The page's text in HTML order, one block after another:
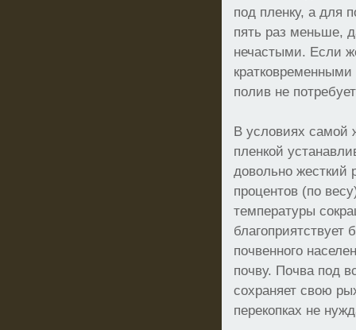
под пленку, а для
пять раз меньше,
нечастыми. Если
полив не
В условиях самой
пленкой
довольно жесткий
процентов (по
температуры
благоприятствует
почвенного
почву. Почва под
сохраняет свою
перекопках не